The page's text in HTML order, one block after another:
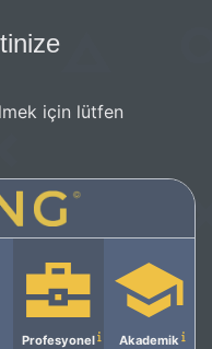
için lütfen
Profesyonel Akademik